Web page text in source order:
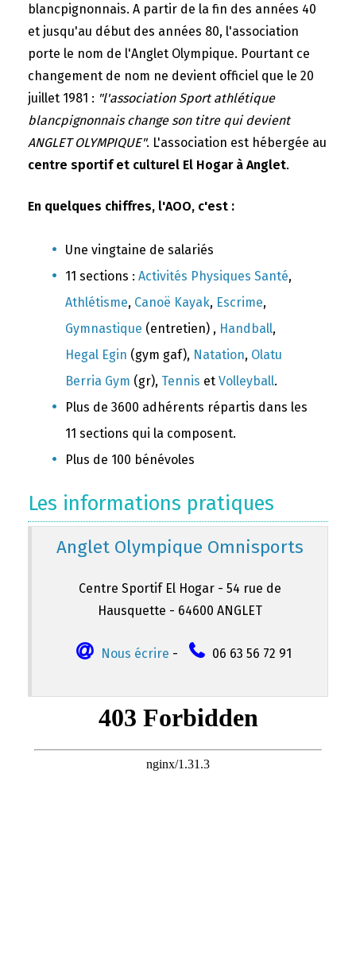
blancpignonnais. A partir de la fin des années 40
et jusqu'au début des années 80, l'association
porte le nom de l'Anglet Olympique. Pourtant ce
changement de nom ne devient officiel que le 20
juillet 1981 : "l'association Sport athlétique
blancpignonnais change son titre qui devient
ANGLET OLYMPIQUE". L'association est hébergée au
centre sportif et culturel El Hogar à Anglet.
En quelques chiffres, l'AOO, c'est :
Une vingtaine de salariés
11 sections : Activités Physiques Santé,
Athlétisme, Canoë Kayak, Escrime,
Gymnastique (entretien) , Handball,
Hegal Egin (gym gaf), Natation, Olatu
Berria Gym (gr), Tennis et Volleyball.
Plus de 3600 adhérents répartis dans les
11 sections qui la composent.
Plus de 100 bénévoles
Les informations pratiques
Anglet Olympique Omnisports
Centre Sportif El Hogar - 54 rue de
Hausquette - 64600 ANGLET
Nous écrire - 06 63 56 72 91